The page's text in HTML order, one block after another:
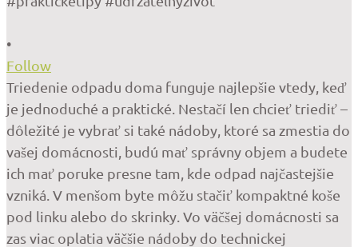
•
Follow
Triedenie odpadu doma funguje najlepšie vtedy, keď
je jednoduché a praktické. Nestačí len chcieť triediť –
dôležité je vybrať si také nádoby, ktoré sa zmestia do
vašej domácnosti, budú mať správny objem a budete
ich mať poruke presne tam, kde odpad najčastejšie
vzniká. V menšom byte môžu stačiť kompaktné koše
pod linku alebo do skrinky. Vo väčšej domácnosti sa
zas viac oplatia väčšie nádoby do technickej